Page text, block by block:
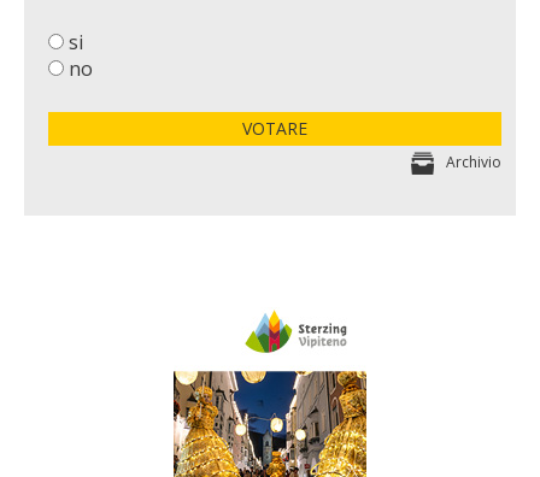
si
no
VOTARE
Archivio